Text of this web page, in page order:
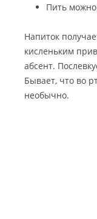
Пить можно
Напиток
кисленьким
абсент.
Бывает, что во
необычно.